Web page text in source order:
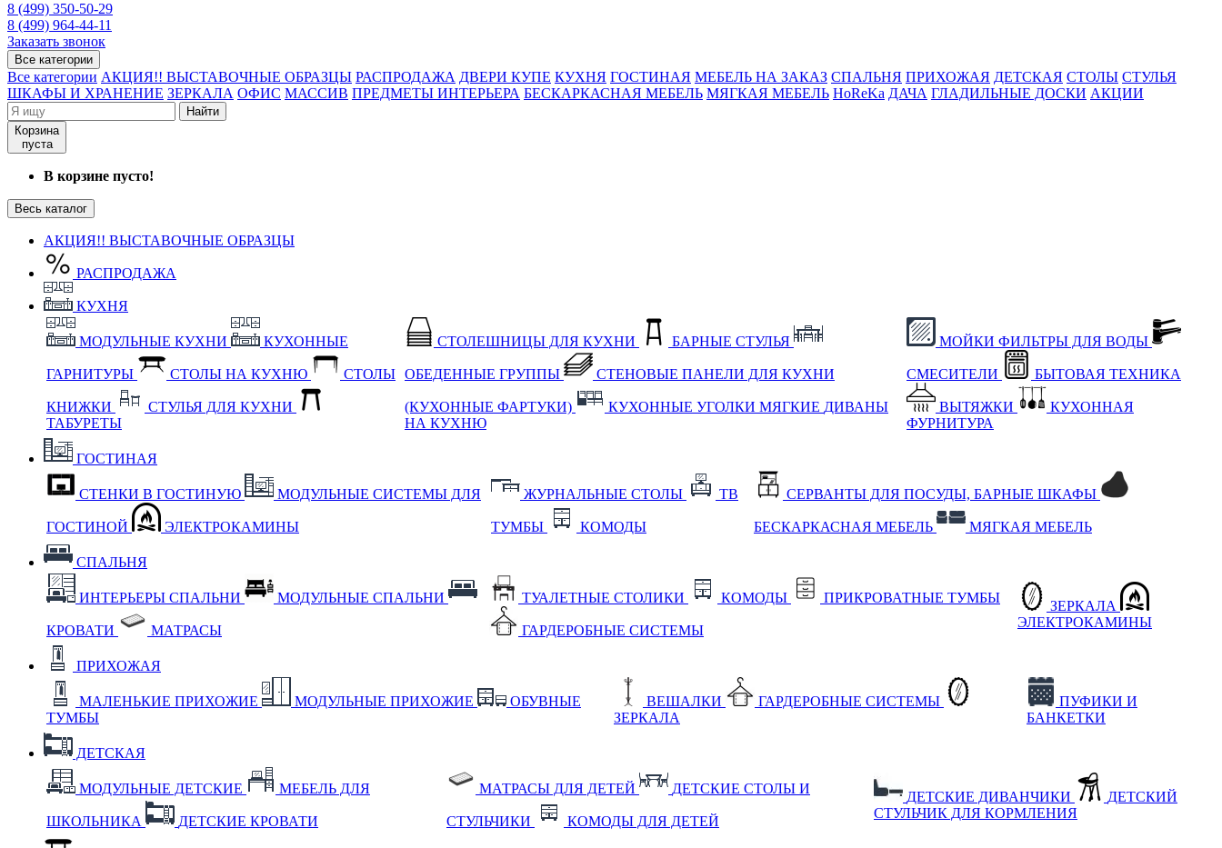
8 (499) 350-50-29
8 (499) 964-44-11
Заказать звонок
Все категории
Все категории АКЦИЯ!! ВЫСТАВОЧНЫЕ ОБРАЗЦЫ РАСПРОДАЖА ДВЕРИ КУПЕ КУХНЯ ГОСТИНАЯ МЕБЕЛЬ НА ЗАКАЗ СПАЛЬНЯ ПРИХОЖАЯ ДЕТСКАЯ СТОЛЫ СТУЛЬЯ
ШКАФЫ И ХРАНЕНИЕ ЗЕРКАЛА ОФИС МАССИВ ПРЕДМЕТЫ ИНТЕРЬЕРА БЕСКАРКАСНАЯ МЕБЕЛЬ МЯГКАЯ МЕБЕЛЬ HoReKa ДАЧА ГЛАДИЛЬНЫЕ ДОСКИ АКЦИИ
Найти
Корзина
пуста
В корзине пусто!
Весь каталог
АКЦИЯ!! ВЫСТАВОЧНЫЕ ОБРАЗЦЫ
РАСПРОДАЖА
КУХНЯ
МОДУЛЬНЫЕ КУХНИ КУХОННЫЕ
ГАРНИТУРЫ СТОЛЫ НА КУХНЮ СТОЛЫ
КНИЖКИ
СТУЛЬЯ ДЛЯ КУХНИ
ТАБУРЕТЫ
СТОЛЕШНИЦЫ ДЛЯ КУХНИ БАРНЫЕ СТУЛЬЯ
ОБЕДЕННЫЕ ГРУППЫ СТЕНОВЫЕ ПАНЕЛИ ДЛЯ КУХНИ
(КУХОННЫЕ ФАРТУКИ) КУХОННЫЕ УГОЛКИ МЯГКИЕ ДИВАНЫ
НА КУХНЮ
МОЙКИ ФИЛЬТРЫ ДЛЯ ВОДЫ
СМЕСИТЕЛИ БЫТОВАЯ ТЕХНИКА
ВЫТЯЖКИ
КУХОННАЯ
ФУРНИТУРА
ГОСТИНАЯ
СТЕНКИ В ГОСТИНУЮ МОДУЛЬНЫЕ СИСТЕМЫ ДЛЯ
ГОСТИНОЙ ЭЛЕКТРОКАМИНЫ
ЖУРНАЛЬНЫЕ СТОЛЫ ТВ
ТУМБЫ КОМОДЫ
СЕРВАНТЫ ДЛЯ ПОСУДЫ, БАРНЫЕ ШКАФЫ
БЕСКАРКАСНАЯ МЕБЕЛЬ МЯГКАЯ МЕБЕЛЬ
СПАЛЬНЯ
ИНТЕРЬЕРЫ СПАЛЬНИ МОДУЛЬНЫЕ СПАЛЬНИ
КРОВАТИ МАТРАСЫ
ТУАЛЕТНЫЕ СТОЛИКИ КОМОДЫ ПРИКРОВАТНЫЕ ТУМБЫ
ГАРДЕРОБНЫЕ СИСТЕМЫ
ЗЕРКАЛА
ЭЛЕКТРОКАМИНЫ
ПРИХОЖАЯ
МАЛЕНЬКИЕ ПРИХОЖИЕ МОДУЛЬНЫЕ ПРИХОЖИЕ
ОБУВНЫЕ
ТУМБЫ
ВЕШАЛКИ
ГАРДЕРОБНЫЕ СИСТЕМЫ
ЗЕРКАЛА
ПУФИКИ И
БАНКЕТКИ
ДЕТСКАЯ
МОДУЛЬНЫЕ ДЕТСКИЕ МЕБЕЛЬ ДЛЯ
ШКОЛЬНИКА ДЕТСКИЕ КРОВАТИ
МАТРАСЫ ДЛЯ ДЕТЕЙ ДЕТСКИЕ СТОЛЫ И
СТУЛЬЧИКИ КОМОДЫ ДЛЯ ДЕТЕЙ
ДЕТСКИЕ ДИВАНЧИКИ
ДЕТСКИЙ
СТУЛЬЧИК ДЛЯ КОРМЛЕНИЯ